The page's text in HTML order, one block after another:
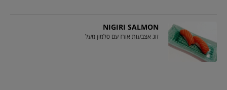
NIGIRI SALMON
זוג אצבעות אורז עם סלמון מעל